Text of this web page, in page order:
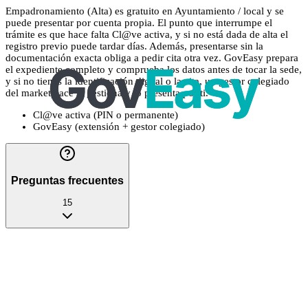
Empadronamiento (Alta) es gratuito en Ayuntamiento / local y se
puede presentar por cuenta propia. El punto que interrumpe el
trámite es que hace falta Cl@ve activa, y si no está dada de alta el
registro previo puede tardar días. Además, presentarse sin la
documentación exacta obliga a pedir cita otra vez. GovEasy prepara
el expediente completo y comprueba los datos antes de tocar la sede,
y si no tienes la identificación digital o la cita, un gestor colegiado
del marketplace la gestiona y lo presenta por ti.
Cl@ve activa (PIN o permanente)
GovEasy (extensión + gestor colegiado)
Preguntas frecuentes
15